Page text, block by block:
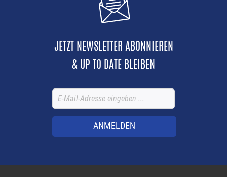
JETZT NEWSLETTER ABONNIEREN
& UP TO DATE BLEIBEN
ANMELDEN